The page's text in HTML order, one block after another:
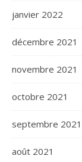
janvier 2022
décembre 2021
novembre 2021
octobre 2021
septembre 2021
août 2021